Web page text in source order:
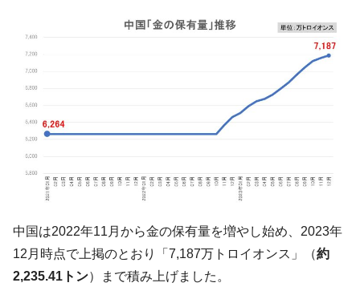
中国は2022年11月から金の保有量を増やし始め、2023年
12月時点で上掲のとおり「7,187万トロイオンス」（約
2,235.41トン）まで積み上げました。